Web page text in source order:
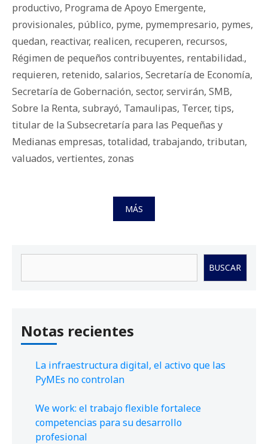
productivo, Programa de Apoyo Emergente,
provisionales, público, pyme, pymempresario, pymes,
quedan, reactivar, realicen, recuperen, recursos,
Régimen de pequeños contribuyentes, rentabilidad.,
requieren, retenido, salarios, Secretaría de Economía,
Secretaría de Gobernación, sector, servirán, SMB,
Sobre la Renta, subrayó, Tamaulipas, Tercer, tips,
titular de la Subsecretaría para las Pequeñas y
Medianas empresas, totalidad, trabajando, tributan,
valuados, vertientes, zonas
MÁS
BUSCAR
Notas recientes
La infraestructura digital, el activo que las
PyMEs no controlan
We work: el trabajo flexible fortalece
competencias para su desarrollo
profesional